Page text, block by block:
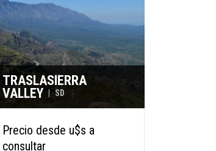
TRASLASIERRA
VALLEY
SD
Precio desde u$s a
consultar